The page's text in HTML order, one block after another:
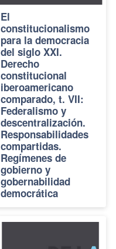
El
constitucionalismo
para la democracia
del siglo XXI.
Derecho
constitucional
iberoamericano
comparado, t. VII:
Federalismo y
descentralización.
Responsabilidades
compartidas.
Regímenes de
gobierno y
gobernabilidad
democrática